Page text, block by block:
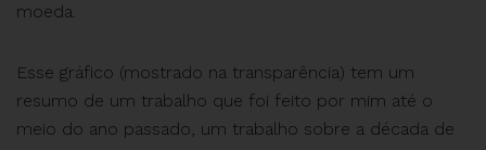
moeda.
Esse gráfico (mostrado na transparência) tem um
resumo de um trabalho que foi feito por mim até o
meio do ano passado, um trabalho sobre a década de